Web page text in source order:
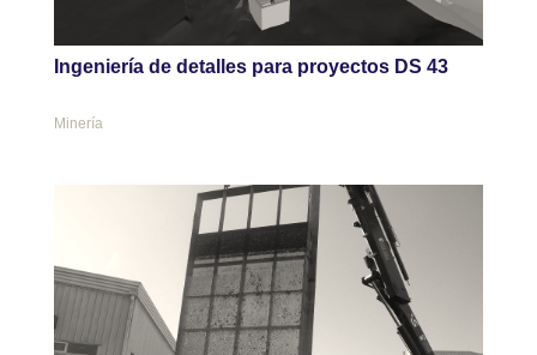
Ingeniería de detalles para proyectos DS 43
Minería